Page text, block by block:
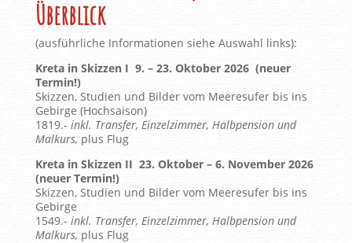
Überblick
(ausführliche Informationen siehe Auswahl links):
Kreta in Skizzen I 9. – 23. Oktober 2026 (neuer
Termin!)
Skizzen, Studien und Bilder vom Meeresufer bis ins
Gebirge (Hochsaison)
1819.- inkl. Transfer, Einzelzimmer, Halbpension und
Malkurs, plus Flug
Kreta in Skizzen II 23. Oktober – 6. November 2026
(neuer Termin!)
Skizzen, Studien und Bilder vom Meeresufer bis ins
Gebirge
1549.- inkl. Transfer, Einzelzimmer, Halbpension und
Malkurs, plus Flug